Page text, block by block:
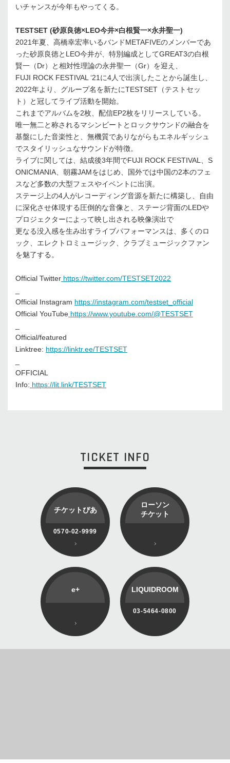
いチャンスが今年もやってくる。
TESTSET (砂原良徳×LEO今井×白根賢一×永井聖一)
2021年夏、高橋幸宏率いるバンドMETAFIVEのメンバーであ
った砂原良徳とLEO今井が、特別編成としてGREAT3の白根
賢一（Dr）と相対性理論の永井聖一（Gr）を迎え、
FUJI ROCK FESTIVAL ‘21に4人で出演したことから誕生し、
2022年より、グループ名を新たにTESTSET（テストセッ
ト）と冠してライブ活動を開始。
これまでアルバムを2枚、配信EP2枚をリリースしている。
唯一無二と称されるマシンビートとロックサウンドの融合を
基盤にした音楽性と、無機質でありながらもエネルギッシュ
でスタイリッシュなサウンドが特徴。
ライブに関しては、結成後3年間でFUJI ROCK FESTIVAL、S
ONICMANIA、朝霧JAMをはじめ、国外では中国の2本のフェ
スなど多数の大型フェスやイベントに出演。
ステージ上の4人がレコーディング音源を新たに構築し、自由
に深化させ体現する圧倒的な音像と、ステージ背面のLEDや
プロジェクターによって映し出される映像演出で
更なる没入感を生み出すライブパフォーマンスは、多くのロ
ック、エレクトロミュージック、クラブミュージックファン
を魅了する。
Official Twitter https://twitter.com/TESTSET2022
Official Instagram https://instagram.com/testset_official
Official YouTube https://www.youtube.com/@TESTSET
Official/featured
Linktree: https://linktr.ee/TESTSET
OFFICIAL
Info: https://lit.link/TESTSET
TICKET INFO
チケットぴあ
0570-02-9999
ローソン
チケット
e+ LIQUIDROOM
03-5464-0800